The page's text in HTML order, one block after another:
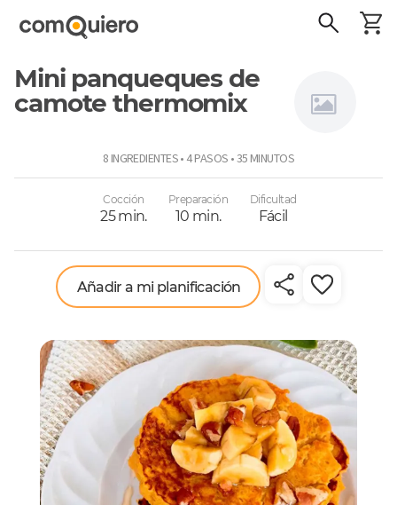
Mini panqueques de
camote thermomix
8 INGREDIENTES • 4 PASOS • 35 MINUTOS
Cocción
25 min.
Preparación
10 min.
Dificultad
Fácil
Añadir a mi planificación